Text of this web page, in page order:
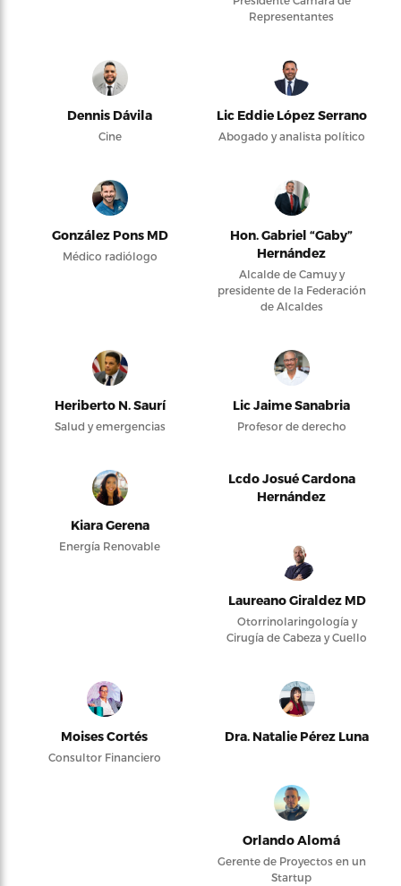
Representantes
Dennis Dávila
Cine
Lic Eddie López Serrano
Abogado y analista político
González Pons MD
Médico radiólogo
Hon. Gabriel “Gaby”
Hernández
Alcalde de Camuy y
presidente de la Federación
de Alcaldes
Heriberto N. Saurí
Salud y emergencias
Lic Jaime Sanabria
Profesor de derecho
Kiara Gerena
Energía Renovable
Lcdo Josué Cardona
Hernández
Laureano Giraldez MD
Otorrinolaringología y
Cirugía de Cabeza y Cuello
Moises Cortés
Consultor Financiero
Dra. Natalie Pérez Luna
Orlando Alomá
Gerente de Proyectos en un
Startup